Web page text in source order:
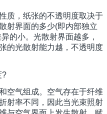
质，纸张的不透明度取决于
射界面的多少(即内部独立
的小。光散射界面越多，
的光散射能力越，不透明度
?
空气组成。空气存在于纤维
射率不同，因此当光束照射